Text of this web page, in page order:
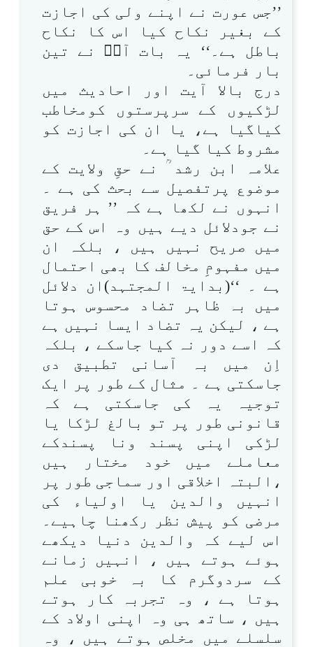
’’جس عورت نے اپنے ولی کی اجازت
کے بغیر نکاح کیا اس کا نکاح
باطل ہے۔‘‘ یہ بات آپؐ نے تین
بار فرمائی۔
درج بالا آیت اور احادیث میں
لڑکیوں کے سرپرستوں کومخاطب
کیاگیا ہے، یا ان کی اجازت کو
مشروط کیا گیا ہے۔
علامہ ابن رشد ؒ نے حقِ ولایت کے
موضوع پرتفصیل سے بحث کی ہے ۔
انہوں نے لکھا ہے کہ ’’ ہر فریق
نے جودلائل دیے ہیں وہ اس کے حق
میں صریح نہیں ہیں ، بلکہ ان
میں مفہومِ مخالف کا بھی احتمال
ہے ۔ ‘‘(بدایۃ المجتہد)ان دلائل
میں بہ ظاہر تضاد محسوس ہوتا
ہے ، لیکن یہ تضاد ایسا نہیں ہے
کہ اسے دور نہ کیا جاسکے ، بلکہ
اِن میں بہ آسانی تطبیق دی
جاسکتی ہے ۔ مثال کے طور پر ایک
توجیہ یہ کی جاسکتی ہے کہ
قانونی طور پر تو بالغ لڑکا یا
لڑکی اپنی پسند ونا پسندکے
معاملے میں خود مختار ہیں
،البتہ اخلاقی اور سماجی طور پر
انہیں والدین یا اولیاء کی
مرضی کو پیش نظر رکھنا چاہیے۔
اس لیے کہ والدین دنیا دیکھے
ہوئے ہوتے ہیں ، انہیں زمانے
کے سردوگرم کا بہ خوبی علم
ہوتا ہے ، وہ تجربہ کار ہوتے
ہیں ، ساتھ ہی وہ اپنی اولاد کے
سلسلے میں مخلص ہوتے ہیں ، وہ